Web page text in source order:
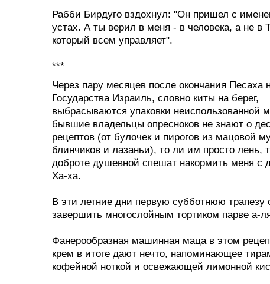
Рабби Бирдуго вздохнул: "Он пришел с
устах. А ты верил в меня - в человека, а не в
который всем управляет".
***
Через пару месяцев после окончания Песаха
Государства Израиль, словно киты на берег,
выбрасываются упаковки неиспользованной
бывшие владельцы опресноков не знают о
рецептов (от булочек и пирогов из мацовой
блинчиков и лазаньи), то ли им просто лень,
доброте душевной спешат накормить меня с
Ха-ха.
В эти летние дни первую субботнюю трапезу
завершить многослойным тортиком парве а-
Фанерообразная машинная маца в этом
крем в итоге дают нечто, напоминающее
кофейной ноткой и освежающей лимонной